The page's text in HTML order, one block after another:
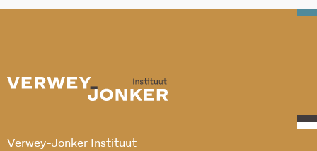
Verwey-Jonker Instituut